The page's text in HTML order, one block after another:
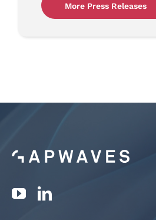
More Press Releases